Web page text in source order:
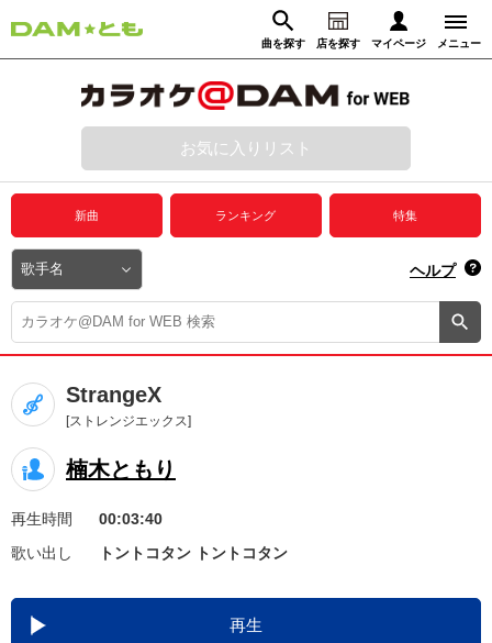
曲を探す 店を探す マイページ メニュー
動画からさがす 録音からさがす
ログイン
プレミアムサービス
DAM★とも動画
DAM★とも録音
カラオケ＠DAM
ユーザー検索
キャンペーン
お知らせ よくあるご質問
DAMの新曲・ランキングなど
カラオケ最新情報をチェック！
お気に入りリスト
新曲 ランキング 特集
ヘルプ
StrangeX
[ストレンジエックス]
楠木ともり
再生時間
00:03:40
歌い出し
トントコタン トントコタン
再生